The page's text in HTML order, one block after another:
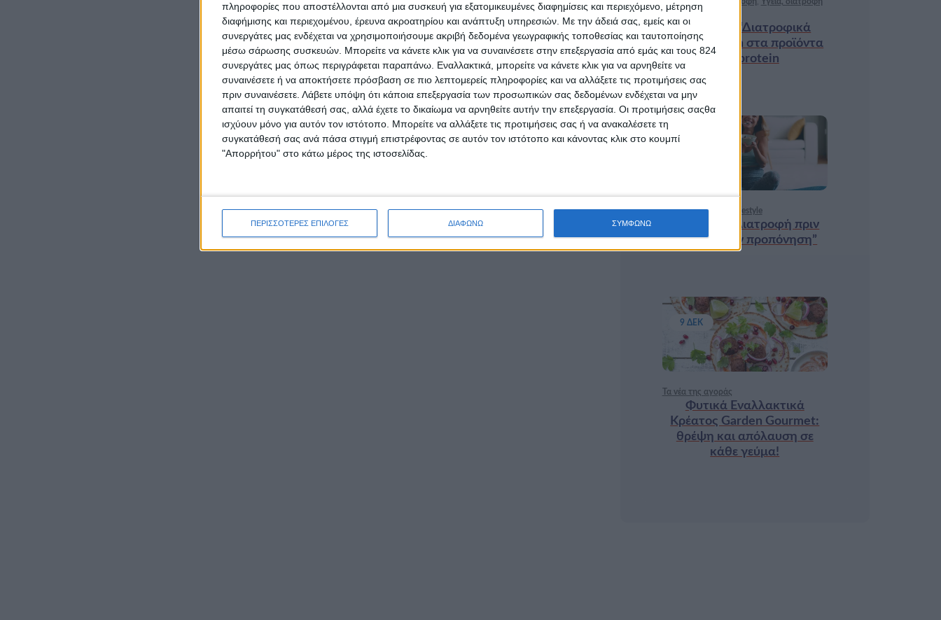
πληροφορίες που αποστέλλονται από μια συσκευή για εξατομικευμένες διαφημίσεις και περιεχόμενο, μέτρηση
διαφήμισης και περιεχομένου, έρευνα ακροατηρίου και ανάπτυξη υπηρεσιών. Με την άδειά σας, εμείς και οι
συνεργάτες μας ενδέχεται να χρησιμοποιήσουμε ακριβή δεδομένα γεωγραφικής τοποθεσίας και ταυτοποίησης
μέσω σάρωσης συσκευών. Μπορείτε να κάνετε κλικ για να συναινέσετε στην επεξεργασία από εμάς και τους 824
συνεργάτες μας όπως περιγράφεται παραπάνω. Εναλλακτικά, μπορείτε να κάνετε κλικ για να αρνηθείτε να
συναινέσετε ή να αποκτήσετε πρόσβαση σε πιο λεπτομερείς πληροφορίες και να αλλάξετε τις προτιμήσεις σας
πριν συναινέσετε. Λάβετε υπόψη ότι κάποια επεξεργασία των προσωπικών σας δεδομένων ενδέχεται να μην
απαιτεί τη συγκατάθεσή σας, αλλά έχετε το δικαίωμα να αρνηθείτε αυτήν την επεξεργασία. Οι προτιμήσεις σαςθα
ισχύουν μόνο για αυτόν τον ιστότοπο. Μπορείτε να αλλάξετε τις προτιμήσεις σας ή να ανακαλέσετε τη
συγκατάθεσή σας ανά πάσα στιγμή επιστρέφοντας σε αυτόν τον ιστότοπο και κάνοντας κλικ στο κουμπί
"Απορρήτου" στο κάτω μέρος της ιστοσελίδας.
ΠΕΡΙΣΣΟΤΕΡΕΣ ΕΠΙΛΟΓΕΣ ΔΙΑΦΩΝΩ ΣΥΜΦΩΝΩ
& lifestyle
Κεφάλαιο “Διατροφικά
trends”: zoοm στα προϊόντα
high protein
Υγεία, διατροφή & lifestyle
Κεφάλαιο “Διατροφή πριν
και μετά την προπόνηση”
18 ΦΕΒ
Τα νέα της αγοράς
Φυτικά Εναλλακτικά
Κρέατος Garden Gourmet:
θρέψη και απόλαυση σε
κάθε γεύμα!
9 ΔΕΚ